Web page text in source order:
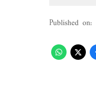
Published on: